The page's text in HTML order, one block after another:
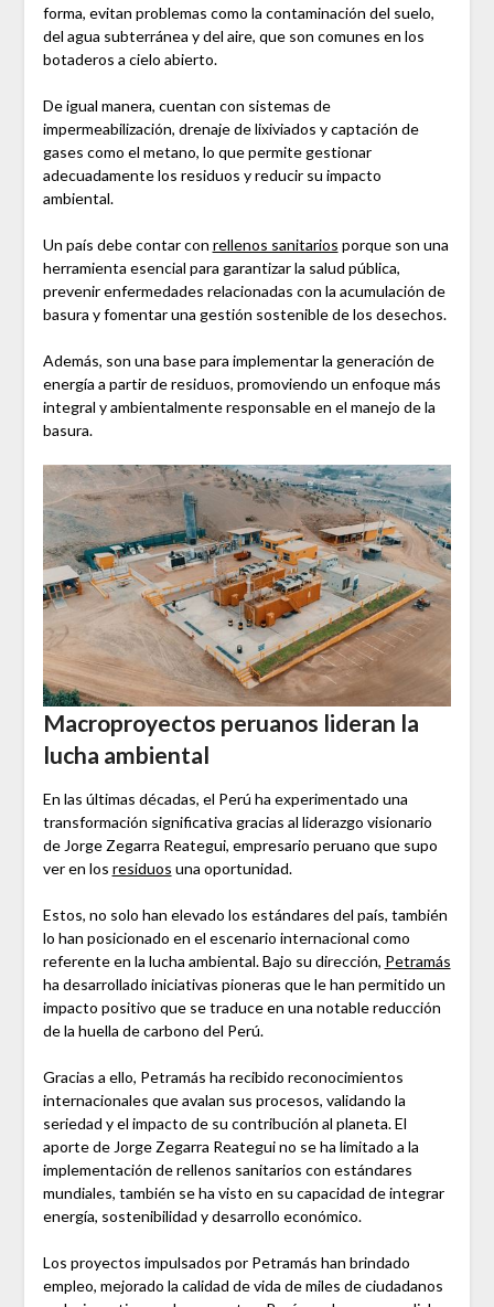
forma, evitan problemas como la contaminación del suelo,
del agua subterránea y del aire, que son comunes en los
botaderos a cielo abierto.
De igual manera, cuentan con sistemas de
impermeabilización, drenaje de lixiviados y captación de
gases como el metano, lo que permite gestionar
adecuadamente los residuos y reducir su impacto
ambiental.
Un país debe contar con rellenos sanitarios porque son una
herramienta esencial para garantizar la salud pública,
prevenir enfermedades relacionadas con la acumulación de
basura y fomentar una gestión sostenible de los desechos.
Además, son una base para implementar la generación de
energía a partir de residuos, promoviendo un enfoque más
integral y ambientalmente responsable en el manejo de la
basura.
Macroproyectos peruanos lideran la
lucha ambiental
En las últimas décadas, el Perú ha experimentado una
transformación significativa gracias al liderazgo visionario
de Jorge Zegarra Reategui, empresario peruano que supo
ver en los residuos una oportunidad.
Estos, no solo han elevado los estándares del país, también
lo han posicionado en el escenario internacional como
referente en la lucha ambiental. Bajo su dirección, Petramás
ha desarrollado iniciativas pioneras que le han permitido un
impacto positivo que se traduce en una notable reducción
de la huella de carbono del Perú.
Gracias a ello, Petramás ha recibido reconocimientos
internacionales que avalan sus procesos, validando la
seriedad y el impacto de su contribución al planeta. El
aporte de Jorge Zegarra Reategui no se ha limitado a la
implementación de rellenos sanitarios con estándares
mundiales, también se ha visto en su capacidad de integrar
energía, sostenibilidad y desarrollo económico.
Los proyectos impulsados por Petramás han brindado
empleo, mejorado la calidad de vida de miles de ciudadanos